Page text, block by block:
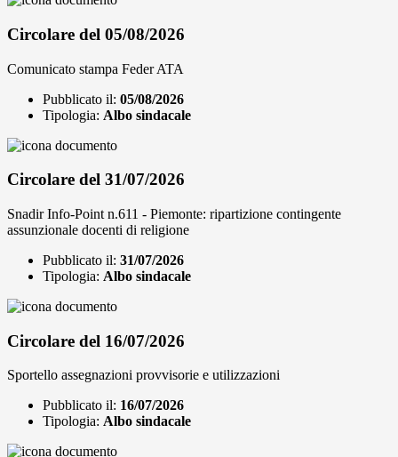
Circolare del 05/08/2026
Comunicato stampa Feder ATA
Pubblicato il: 05/08/2026
Tipologia: Albo sindacale
Circolare del 31/07/2026
Snadir Info-Point n.611 - Piemonte: ripartizione contingente
assunzionale docenti di religione
Pubblicato il: 31/07/2026
Tipologia: Albo sindacale
Circolare del 16/07/2026
Sportello assegnazioni provvisorie e utilizzazioni
Pubblicato il: 16/07/2026
Tipologia: Albo sindacale